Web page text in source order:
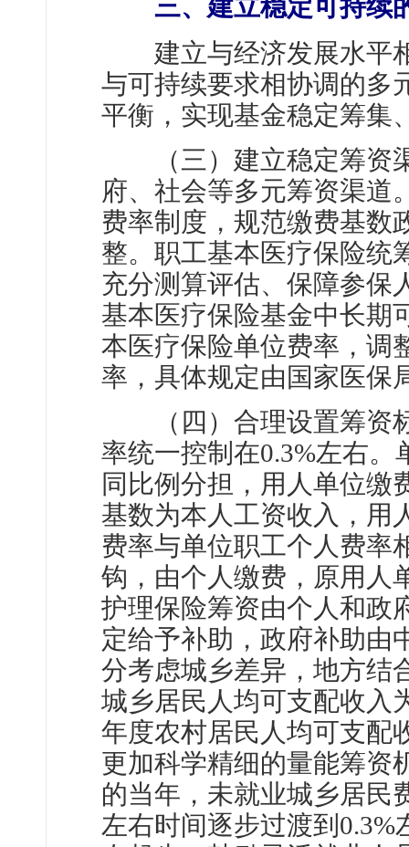
三、建立稳定可持续
建立与经济发展水平相
与可持续要求相协调的多
平衡，实现基金稳定筹集
（三）建立稳定筹资
府、社会等多元筹资渠道
费率制度，规范缴费基数
整。职工基本医疗保险统
充分测算评估、保障参保
基本医疗保险基金中长期
本医疗保险单位费率，调
率，具体规定由国家医保
（四）合理设置筹资标
率统一控制在0.3%左右
同比例分担，用人单位缴
基数为本人工资收入，用
费率与单位职工个人费率
钩，由个人缴费，原用人
护理保险筹资由个人和政
定给予补助，政府补助由
分考虑城乡差异，地方结
城乡居民人均可支配收入
年度农村居民人均可支配
更加科学精细的量能筹资
的当年，未就业城乡居民
左右时间逐步过渡到0.3%